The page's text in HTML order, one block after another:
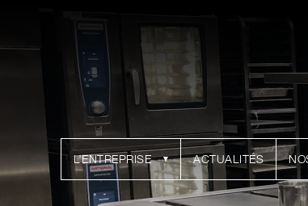
L’ENTREPRISE ACTUALITÉS